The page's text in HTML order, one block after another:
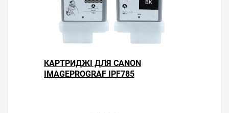
КАРТРИДЖІ ДЛЯ CANON
IMAGEPROGRAF IPF785